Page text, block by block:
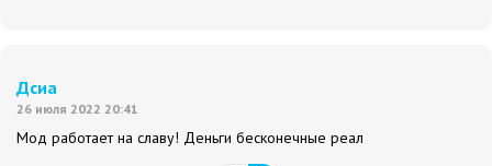
Дсиа
26 июля 2022 20:41
Мод работает на славу! Деньги бесконечные реал